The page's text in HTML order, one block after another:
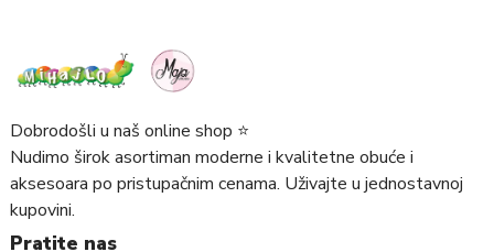
Dobrodošli u naš online shop ⭐️
Nudimo širok asortiman moderne i kvalitetne obuće i
aksesoara po pristupačnim cenama. Uživajte u jednostavnoj
kupovini.
Pratite nas